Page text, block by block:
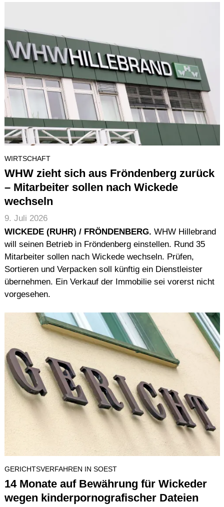
WIRTSCHAFT
WHW zieht sich aus Fröndenberg zurück
– Mitarbeiter sollen nach Wickede
wechseln
9. Juli 2026
WICKEDE (RUHR) / FRÖNDENBERG. WHW Hillebrand
will seinen Betrieb in Fröndenberg einstellen. Rund 35
Mitarbeiter sollen nach Wickede wechseln. Prüfen,
Sortieren und Verpacken soll künftig ein Dienstleister
übernehmen. Ein Verkauf der Immobilie sei vorerst nicht
vorgesehen.
GERICHTSVERFAHREN IN SOEST
14 Monate auf Bewährung für Wickeder
wegen kinderpornografischer Dateien